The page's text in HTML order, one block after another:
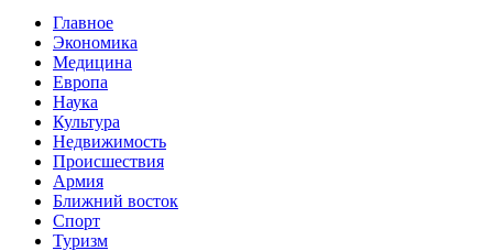
Главное
Экономика
Медицина
Европа
Наука
Культура
Недвижимость
Происшествия
Армия
Ближний восток
Спорт
Туризм